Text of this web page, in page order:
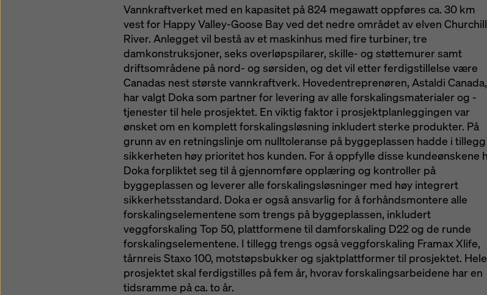
Vannkraftverket med en kapasitet på 824 megawatt oppføres ca. 30 km
vest for Happy Valley-Goose Bay ved det nedre området av elven Churchill
River. Anlegget vil bestå av et maskinhus med fire turbiner, tre
damkonstruksjoner, seks overløpspilarer, skille- og støttemurer samt
driftsområdene på nord- og sørsiden, og det vil etter ferdigstillelse være
Canadas nest største vannkraftverk. Hovedentreprenøren, Astaldi Canada,
har valgt Doka som partner for levering av alle forskalingsmaterialer og -
tjenester til hele prosjektet. En viktig faktor i prosjektplanleggingen var
ønsket om en komplett forskalingsløsning inkludert sterke produkter. På
grunn av en retningslinje om nulltoleranse på byggeplassen hadde i tillegg
sikkerheten høy prioritet hos kunden. For å oppfylle disse kundeønskene
Doka forpliktet seg til å gjennomføre opplæring og kontroller på
byggeplassen og leverer alle forskalingsløsninger med høy integrert
sikkerhetsstandard. Doka er også ansvarlig for å forhåndsmontere alle
forskalingselementene som trengs på byggeplassen, inkludert
veggforskaling Top 50, plattformene til damforskaling D22 og de runde
forskalingselementene. I tillegg trengs også veggforskaling Framax Xlife,
tårnreis Staxo 100, motstøpsbukker og sjaktplattformer til prosjektet. Hele
prosjektet skal ferdigstilles på fem år, hvorav forskalingsarbeidene har en
tidsramme på ca. to år.